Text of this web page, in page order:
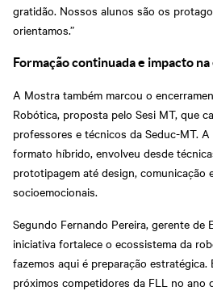
gratidão. Nossos alunos são os
orientamos.”
Formação continuada e impacto na
A Mostra também marcou o
Robótica, proposta pelo Sesi MT, que
professores e técnicos da Seduc-MT.
formato híbrido, envolveu desde
prototipagem até design, comunicação
socioemocionais.
Segundo Fernando Pereira, gerente de
iniciativa fortalece o ecossistema da
fazemos aqui é preparação
próximos competidores da FLL no ano